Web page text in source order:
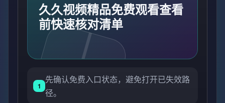
久久视频精品免费观看查看
前快速核对清单
1
先确认免费入口状态，避免打开已失效路
径。